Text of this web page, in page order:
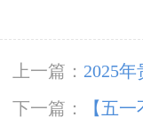
上一篇： 2025
况下容易得癫痫
下一篇：
【五